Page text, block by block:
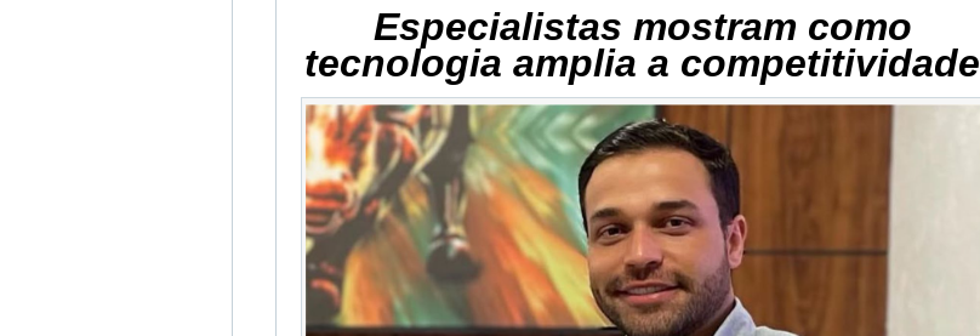
Especialistas mostram como
tecnologia amplia a competitividade